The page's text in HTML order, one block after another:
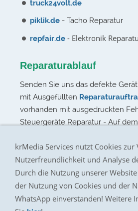
truck24volt.de
piklik.de - Tacho Reparatur
repfair.de - Elektronik
Reparaturablauf
Senden Sie uns das defekte
mit Ausgefüllten
vorhanden mit ausgedruckten
Steuergeräte Reparatur - Auf
Impressum
Preisliste
krMedia Services nutzt Cookies zur
Nutzerfreundlichkeit und Analyse
Durch die Nutzung unserer
der Nutzung von Cookies und der
WhatsApp einverstanden! Weitere